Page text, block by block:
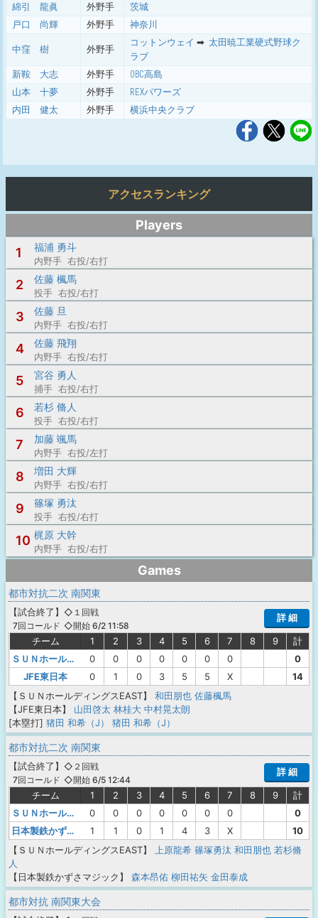
綿引 龍眞
外野手
茨城
戸口 尚輝
外野手 神奈川
中窪 樹 外野手
コットンウェイ ➡ ︎ 太田暁工業硬式野球ク
ラブ
新鞍 大志
外野手
OBC高島
山本 十夢
外野手
REXパワーズ
内田 健太
外野手 横浜中央クラブ
アクセスランキング
Players
1
福浦 勇斗
内野手 右投/右打
2 佐藤 楓馬
投手 右投/右打
3 佐藤 旦
内野手 右投/右打
4 佐藤 飛翔
内野手 右投/右打
5 宮谷 勇人
捕手 右投/右打
6 若杉 脩人
投手 右投/右打
7 加藤 颯馬
内野手 右投/左打
8 増田 大輝
内野手 右投/右打
9 篠塚 勇汰
投手 右投/右打
10 梶原 大幹
内野手 右投/右打
Games
都市対抗二次 南関東
【試合終了 】
7回コールド
◇１回戦
◇開始 6/2 11:58
詳 細
チーム 1 2 3 4 5 6 7 8 9
計
ＳＵＮホールディングスEAST
0 0 0 0 0 0 0
0
JFE東日本
0 1 0 3 5 5 X
14
【ＳＵＮホールディングスEAST】
和田朋也 佐藤楓馬
【JFE東日本】
山田啓太 林桂大 中村晃太朗
[本塁打] 猪田 和希（J） 猪田 和希（J）
都市対抗二次 南関東
【試合終了 】
7回コールド
◇２回戦
◇開始 6/5 12:44
詳 細
チーム 1 2 3 4 5 6 7 8 9
計
ＳＵＮホールディングスEAST
0 0 0 0 0 0 0
0
日本製鉄かずさマジック
1 1 0 1 4 3 X
10
【ＳＵＮホールディングスEAST】
上原龍希 篠塚勇汰 和田朋也 若杉脩
人
【日本製鉄かずさマジック】
森本昂佑 柳田祐矢 金田泰成
都市対抗 南関東大会